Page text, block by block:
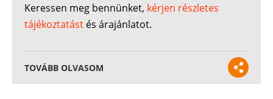
Keressen meg bennünket, kérjen részletes
tájékoztatást és árajánlatot.
TOVÁBB OLVASOM